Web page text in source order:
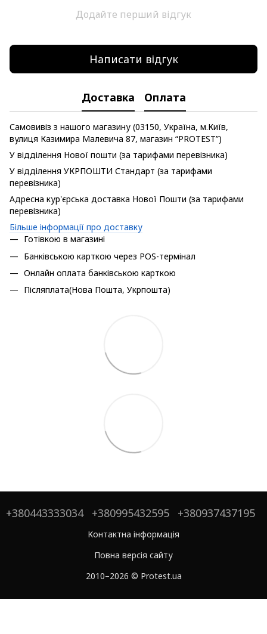
Додайте перший відгук
Написати відгук
Доставка Оплата
Самовивіз з нашого магазину (03150, Україна, м.Київ,
вулиця Казимира Малевича 87, магазин “PROTEST”)
У відділення Нової пошти (за тарифами перевізника)
У відділення УКРПОШТИ Стандарт (за тарифами
перевізника)
Адресна кур'єрська доставка Нової Пошти (за тарифами
перевізника)
Більше інформації про доставку
Готівкою в магазині
Банківською карткою через POS-термінал
Онлайн оплата банківською карткою
Післяплата(Нова Пошта, Укрпошта)
+380443333034 +380995432595 +380937437195
Контактна інформація
Повна версія сайту
2010–2026 © Protest.ua